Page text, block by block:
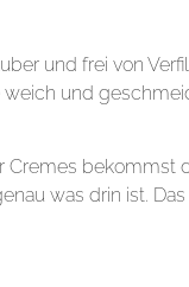
und frei von
und
Cremes bekommst
was drin ist.